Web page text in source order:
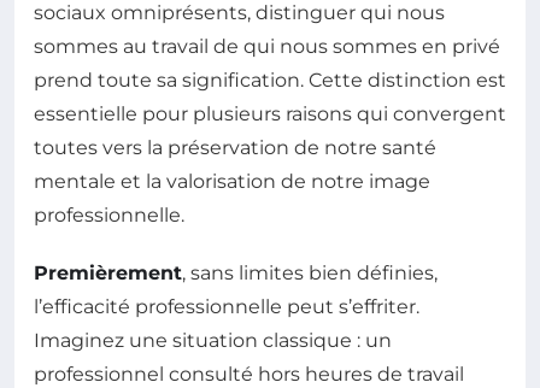
sociaux omniprésents, distinguer qui nous
sommes au travail de qui nous sommes en privé
prend toute sa signification. Cette distinction est
essentielle pour plusieurs raisons qui convergent
toutes vers la préservation de notre santé
mentale et la valorisation de notre image
professionnelle.
Premièrement, sans limites bien définies,
l’efficacité professionnelle peut s’effriter.
Imaginez une situation classique : un
professionnel consulté hors heures de travail